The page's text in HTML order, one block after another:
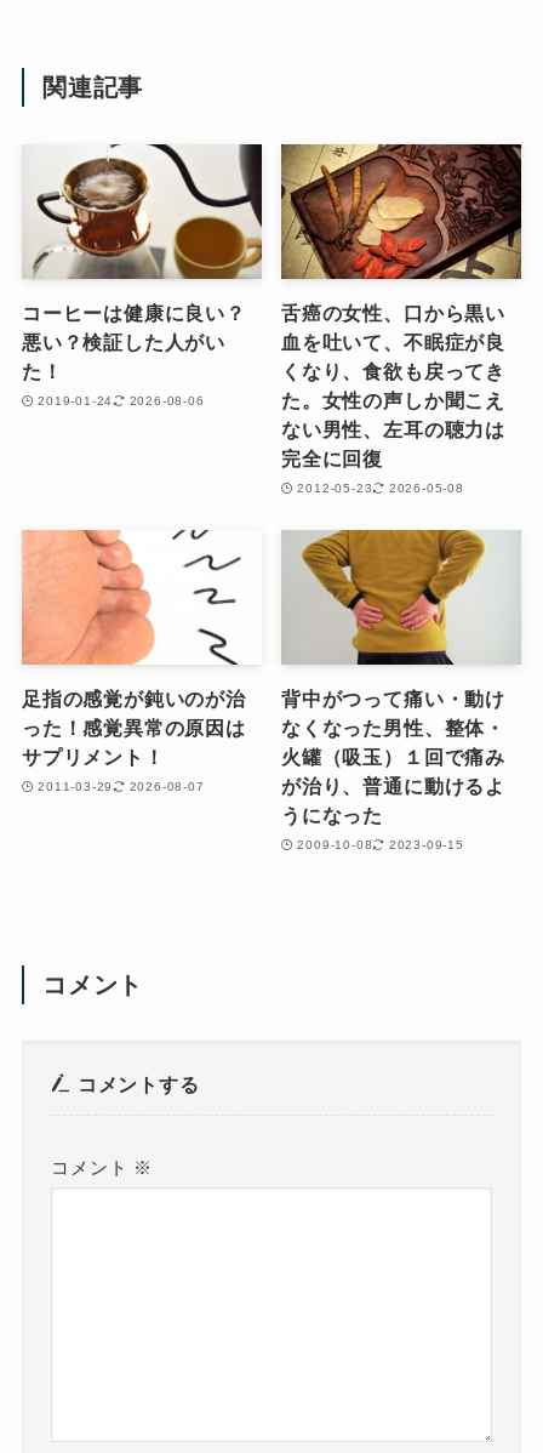
関連記事
コーヒーは健康に良い？
悪い？検証した人がい
た！
2019-01-24 2026-08-06
舌癌の女性、口から黒い
血を吐いて、不眠症が良
くなり、食欲も戻ってき
た。女性の声しか聞こえ
ない男性、左耳の聴力は
完全に回復
2012-05-23 2026-05-08
足指の感覚が鈍いのが治
った！感覚異常の原因は
サプリメント！
2011-03-29 2026-08-07
背中がつって痛い・動け
なくなった男性、整体・
火罐（吸玉）１回で痛み
が治り、普通に動けるよ
うになった
2009-10-08 2023-09-15
コメント
コメントする
コメント ※